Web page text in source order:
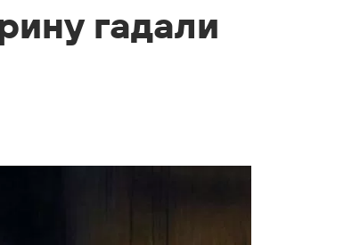
гадали